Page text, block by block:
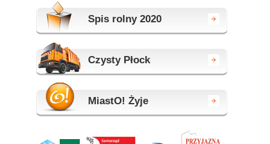
Spis rolny 2020
Czysty Płock
MiastO! Żyje